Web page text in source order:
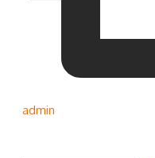
admin